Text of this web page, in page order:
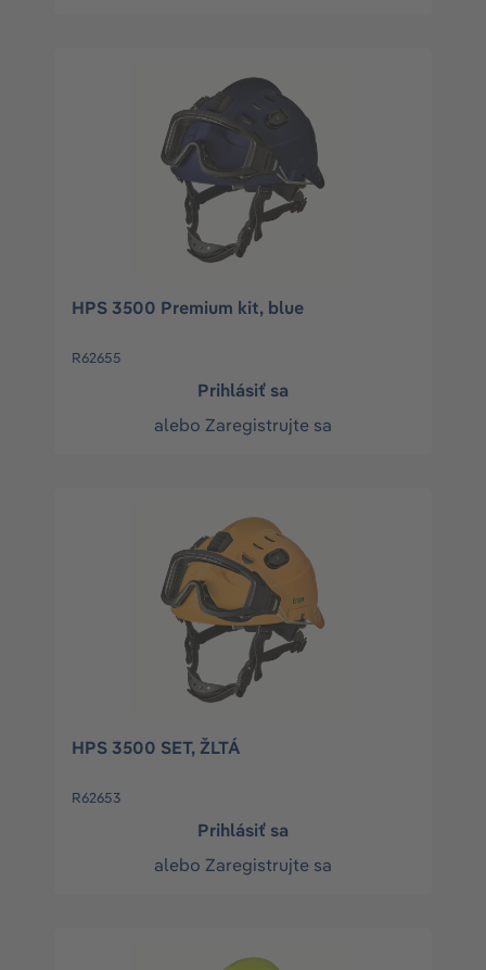
HPS 3500 Premium kit, blue
R62655
Prihlásiť sa
alebo Zaregistrujte sa
HPS 3500 SET, ŽLTÁ
R62653
Prihlásiť sa
alebo Zaregistrujte sa